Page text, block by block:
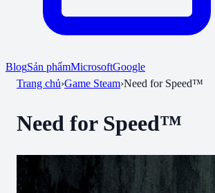
BlogSản phẩmMicrosoftGoogle
Trang chủ›Game Steam›Need for Speed™
Need for Speed™